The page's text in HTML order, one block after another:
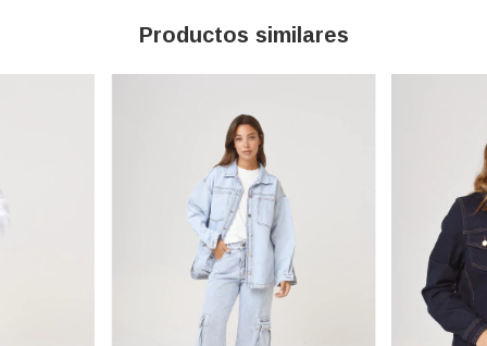
Productos similares